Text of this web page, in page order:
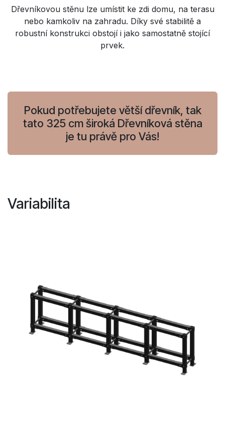
Dřevníkovou stěnu lze umístit ke zdi domu, na terasu
nebo kamkoliv na zahradu. Díky své stabilitě a
robustní konstrukci obstojí i jako samostatně stojící
prvek.
Pokud potřebujete větší dřevník, tak
tato 325 cm široká Dřevníková stěna
je tu právě pro Vás!
Variabilita